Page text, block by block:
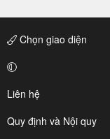
Chọn giao diện
Liên hệ
Quy định và Nội quy